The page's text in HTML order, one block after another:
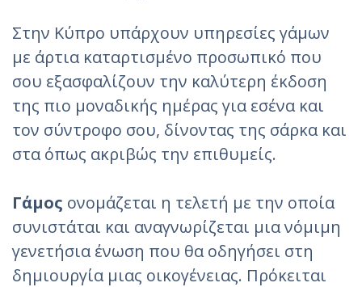
Στην Κύπρο υπάρχουν υπηρεσίες γάμων
με άρτια καταρτισμένο προσωπικό που
σου εξασφαλίζουν την καλύτερη έκδοση
της πιο μοναδικής ημέρας για εσένα και
τον σύντροφο σου, δίνοντας της σάρκα και
στα όπως ακριβώς την επιθυμείς.
Γάμος ονομάζεται η τελετή με την οποία
συνιστάται και αναγνωρίζεται μια νόμιμη
γενετήσια ένωση που θα οδηγήσει στη
δημιουργία μιας οικογένειας. Πρόκειται